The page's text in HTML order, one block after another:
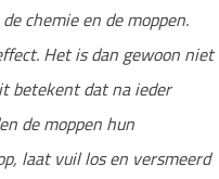
chemie en de moppen.
Het is dan gewoon niet
betekent dat na ieder
de moppen hun
laat vuil los en versmeerd